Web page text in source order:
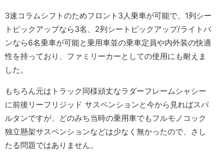
3速コラムシフトのためフロント3人乗車が可能で、1列シー
トピックアップなら3名、2列シートピックアップ/ライトバ
ンなら6名乗車が可能と乗用車並の乗車定員や内外装の快適
性を持っており、ファミリーカーとしての使用にも耐えま
した。
もちろん元はトラック同様頑丈なラダーフレームシャシー
に前後リーフリジッド サスペンションと今から見ればスパ
ルタンですが、どのみち当時の乗用車でもフルモノコック
独立懸架サスペンションなどは少なく無かったので、さし
たる問題ではありません。